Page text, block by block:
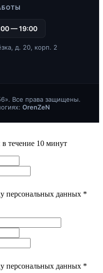
— 19:00
д. 20, корп. 2
Все права защищены.
OrenZeN
течение 10 минут
персональных данных *
персональных данных *